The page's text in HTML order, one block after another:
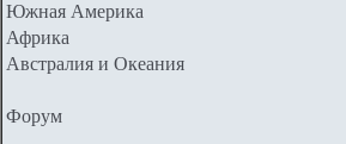
Южная Америка
Африка
Австралия и Океания
Форум